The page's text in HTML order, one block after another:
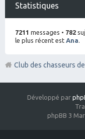
Statistiques
7211 messages • 782
le plus récent est Ana
Club des chasseurs
Développé par
phpBB 3